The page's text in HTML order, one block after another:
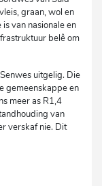
graan, wol en
van nasionale en
belê om
uitgelig. Die
gemeenskappe en
meer as R1,4
van
verskaf nie. Dit